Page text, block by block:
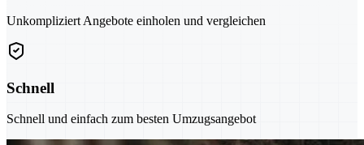
Unkompliziert Angebote einholen und vergleichen
Schnell
Schnell und einfach zum besten Umzugsangebot